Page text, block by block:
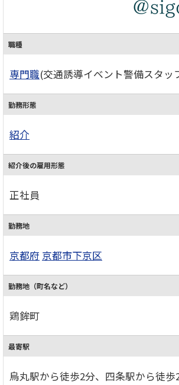
職種
専門職(交通誘導イベント警備スタッ
勤務形態
紹介
紹介後の雇用形態
正社員
勤務地
京都府 京都市下京区
勤務地（町名など）
鶏鉾町
最寄駅
烏丸駅から徒歩2分、四条駅から徒